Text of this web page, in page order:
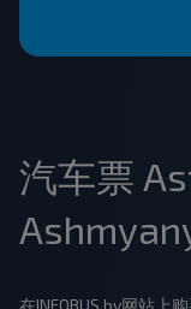
汽车票
在INFOBUS.by网站上